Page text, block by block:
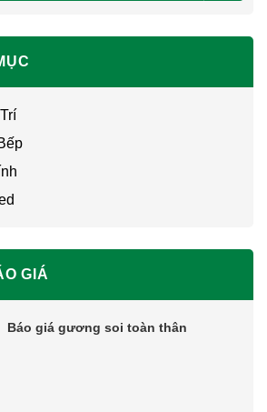
GIÁ
Báo giá gương soi toàn thân